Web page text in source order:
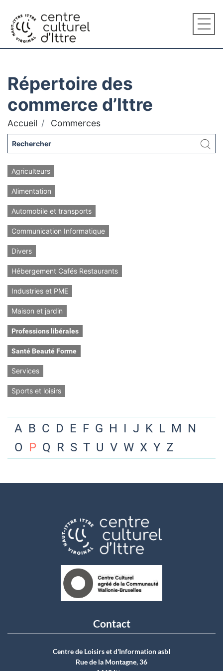
Répertoire des
commerce d’Ittre
Accueil Commerces
Agriculteurs
Alimentation
Automobile et transports
Communication Informatique
Divers
Hébergement Cafés Restaurants
Industries et PME
Maison et jardin
Professions libérales
Santé Beauté Forme
Services
Sports et loisirs
A B C D E F G H I J K L M N
O P Q R S T U V W X Y Z
Contact
Centre de Loisirs et d'Information asbI
Rue de la Montagne, 36